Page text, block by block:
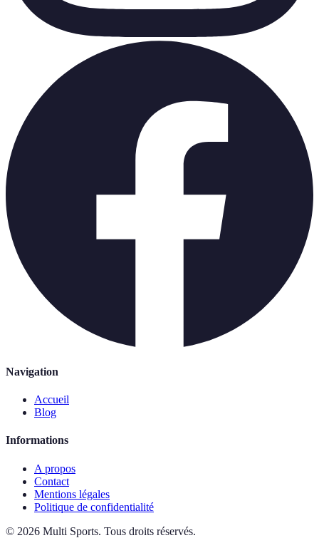
Navigation
Accueil
Blog
Informations
A propos
Contact
Mentions légales
Politique de confidentialité
© 2026 Multi Sports. Tous droits réservés.